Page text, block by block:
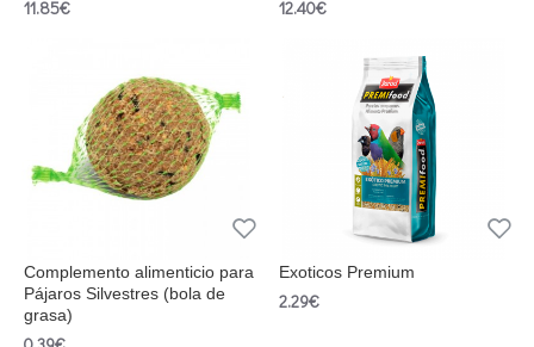
11.85€ 12.40€
Complemento alimenticio para
Pájaros Silvestres (bola de
grasa)
Exoticos Premium
2.29€